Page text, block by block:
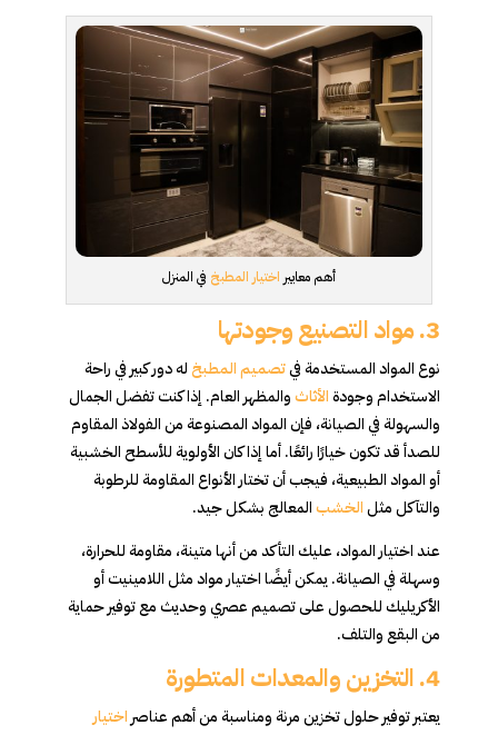
أهم معايير اختيار المطبخ في المنزل
3. مواد التصنيع وجودتها
نوع المواد المستخدمة فيتصميم المطبخله دور كبير في راحة
الاستخدام وجودةالأثاثوالمظهر العام. إذا كنت تفضل الجمال
والسهولة في الصيانة، فإن المواد المصنوعة من الفولاذ المقاوم
للصدأ قد تكون خيارًا رائعًا. أما إذا كان الأولوية للأسطح الخشبية
أو المواد الطبيعية، فيجب أن تختار الأنواع المقاومة للرطوبة
والتآكل مثلالخشبالمعالج بشكل جيد.
عند اختيار المواد، عليك التأكد من أنها متينة، مقاومة للحرارة،
وسهلة في الصيانة. يمكن أيضًا اختيار مواد مثل اللامينيت أو
الأكريليك للحصول على تصميم عصري وحديث مع توفير حماية
من البقع والتلف.
4. التخزين والمعدات المتطورة
يعتبر توفير حلول تخزين مرنة ومناسبة من أهم عناصر اختيار